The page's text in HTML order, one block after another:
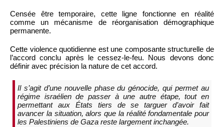
Censée être temporaire, cette ligne fonctionne en réalité
comme un mécanisme de réorganisation démographique
permanente.
Cette violence quotidienne est une composante structurelle de
l’accord conclu après le cessez-le-feu. Nous devons donc
définir avec précision la nature de cet accord.
Il s’agit d’une nouvelle phase du génocide, qui permet au
régime israélien de passer à une autre étape, tout en
permettant aux États tiers de se targuer d’avoir fait
avancer la situation, alors que la réalité fondamentale pour
les Palestiniens de Gaza reste largement inchangée.